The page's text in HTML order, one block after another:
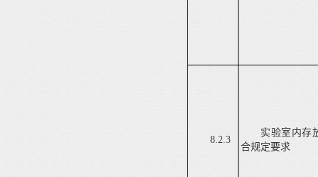
8.2.3
实验室内存
合规定要求